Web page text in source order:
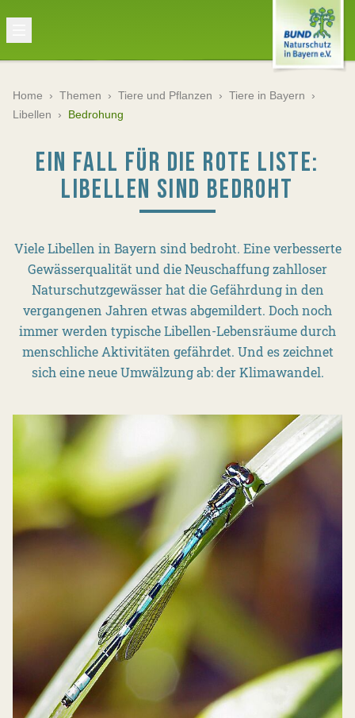
Home › Themen › Tiere und Pflanzen › Tiere in Bayern ›
Libellen › Bedrohung
EIN FALL FÜR DIE ROTE LISTE:
LIBELLEN SIND BEDROHT
Viele Libellen in Bayern sind bedroht. Eine verbesserte
Gewässerqualität und die Neuschaffung zahlloser
Naturschutzgewässer hat die Gefährdung in den
vergangenen Jahren etwas abgemildert. Doch noch
immer werden typische Libellen-Lebensräume durch
menschliche Aktivitäten gefährdet. Und es zeichnet
sich eine neue Umwälzung ab: der Klimawandel.